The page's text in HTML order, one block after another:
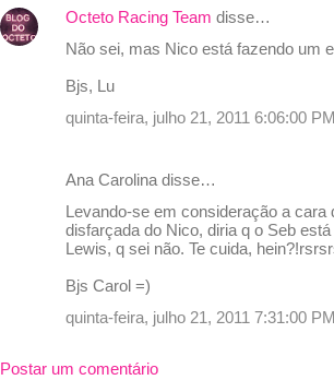
Octeto Racing Team disse…
Não sei, mas Nico está fazendo um
Bjs, Lu
quinta-feira, julho 21, 2011 6:06:00 PM
Ana Carolina disse…
Levando-se em consideração a
disfarçada do Nico, diria q o Seb
Lewis, q sei não. Te cuida,
Bjs Carol =)
quinta-feira, julho 21, 2011 7:31:00 PM
Postar um comentário